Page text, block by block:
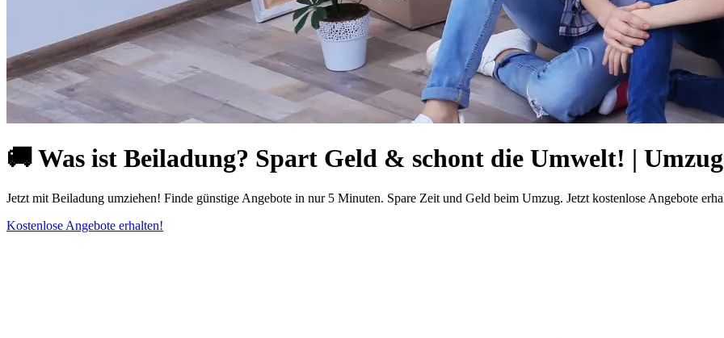
🚚 Was ist Beiladung? Spart Geld & schont die Umwelt! |
Jetzt mit Beiladung umziehen! Finde günstige Angebote in nur 5 Minuten. Spare Zeit und Geld beim Umzug. Jetzt kostenlose Angebote
Kostenlose Angebote erhalten!